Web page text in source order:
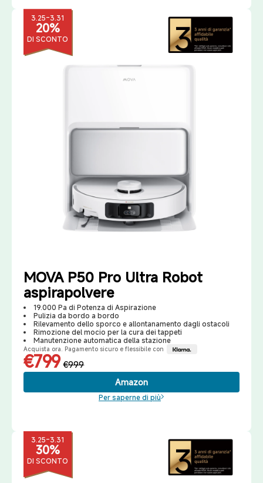
3.25-3.31
20%
DI SCONTO
MOVA P50 Pro Ultra Robot
aspirapolvere
19.000 Pa di Potenza di Aspirazione
Pulizia da bordo a bordo
Rilevamento dello sporco e allontanamento dagli ostacoli
Rimozione del mocio per la cura dei tappeti
Manutenzione automatica della stazione
Acquista ora. Pagamento sicuro e flessibile con
€799 €999
Amazon
Per saperne di più
3.25-3.31
30%
DI SCONTO